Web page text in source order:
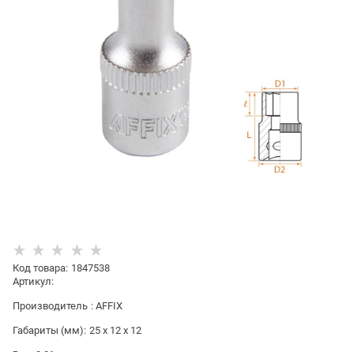
Код товара: 1847538
Артикул:
Производитель : AFFIX
Габариты (мм): 25 x 12 x 12